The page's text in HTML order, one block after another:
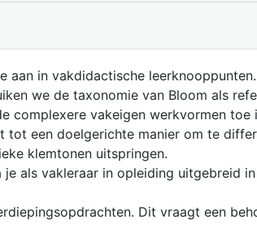
aan in vakdidactische leerknooppunten.
we de taxonomie van Bloom als
complexere vakeigen werkvormen
een doelgerichte manier om te
klemtonen uitspringen.
als vakleraar in opleiding uitgebreid
Dit vraagt een